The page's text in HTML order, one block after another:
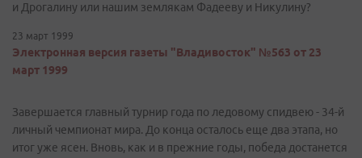
и Дрогалину или нашим землякам Фадееву и Никулину?
23 март 1999
Электронная версия газеты "Владивосток" №563 от 23
март 1999
Завершается главный турнир года по ледовому спидвею - 34-й
личный чемпионат мира. До конца осталось еще два этапа, но
итог уже ясен. Вновь, как и в прежние годы, победа достанется